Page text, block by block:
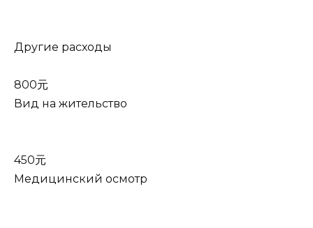
Другие расходы
800元
Вид на жительство
450元
Медицинский осмотр